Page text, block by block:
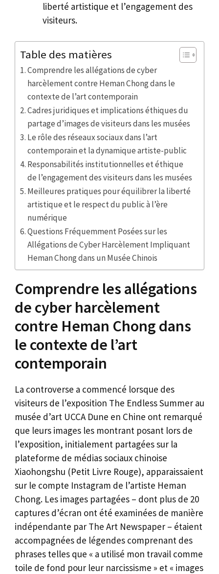
liberté artistique et l’engagement des
visiteurs.
Table des matières
Comprendre les allégations de cyber
harcèlement contre Heman Chong dans le
contexte de l’art contemporain
Cadres juridiques et implications éthiques du
partage d’images de visiteurs dans les musées
Le rôle des réseaux sociaux dans l’art
contemporain et la dynamique artiste-public
Responsabilités institutionnelles et éthique
de l’engagement des visiteurs dans les musées
Meilleures pratiques pour équilibrer la liberté
artistique et le respect du public à l’ère
numérique
Questions Fréquemment Posées sur les
Allégations de Cyber Harcèlement Impliquant
Heman Chong dans un Musée Chinois
Comprendre les allégations
de cyber harcèlement
contre Heman Chong dans
le contexte de l’art
contemporain
La controverse a commencé lorsque des
visiteurs de l’exposition The Endless Summer au
musée d’art UCCA Dune en Chine ont remarqué
que leurs images les montrant posant lors de
l’exposition, initialement partagées sur la
plateforme de médias sociaux chinoise
Xiaohongshu (Petit Livre Rouge), apparaissaient
sur le compte Instagram de l’artiste Heman
Chong. Les images partagées – dont plus de 20
captures d’écran ont été examinées de manière
indépendante par The Art Newspaper – étaient
accompagnées de légendes comprenant des
phrases telles que « a utilisé mon travail comme
toile de fond pour leur narcissisme » et « images